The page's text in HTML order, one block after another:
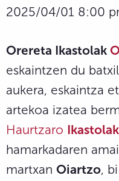
2025/04/01 8:00
Orereta Ikastolak
eskaintzen du
aukera, eskaintza
artekoa izatea
Haurtzaro Ikastolak
hamarkadaren
martxan Oiartzo, bi